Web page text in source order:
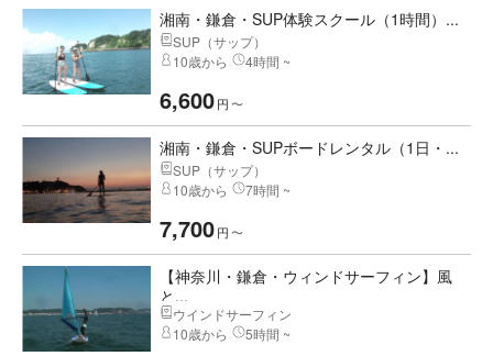
湘南・鎌倉・SUP体験スクール（1時間）...
SUP（サップ）
10歳から
4時間 ~
6,600円 〜
湘南・鎌倉・SUPボードレンタル（1日・...
SUP（サップ）
10歳から
7時間 ~
7,700円 〜
【神奈川・鎌倉・ウィンドサーフィン】風
と...
ウインドサーフィン
10歳から
5時間 ~